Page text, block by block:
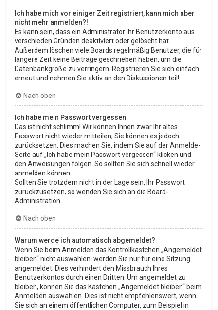
Ich habe mich vor einiger Zeit registriert, kann mich aber
nicht mehr anmelden?!
Es kann sein, dass ein Administrator Ihr Benutzerkonto aus
verschieden Gründen deaktiviert oder gelöscht hat.
Außerdem löschen viele Boards regelmäßig Benutzer, die für
längere Zeit keine Beiträge geschrieben haben, um die
Datenbankgröße zu verringern. Registrieren Sie sich einfach
erneut und nehmen Sie aktiv an den Diskussionen teil!
Nach oben
Ich habe mein Passwort vergessen!
Das ist nicht schlimm! Wir können Ihnen zwar Ihr altes
Passwort nicht wieder mitteilen, Sie können es jedoch
zurücksetzen. Dies machen Sie, indem Sie auf der Anmelde-
Seite auf „Ich habe mein Passwort vergessen“ klicken und
den Anweisungen folgen. So sollten Sie sich schnell wieder
anmelden können.
Sollten Sie trotzdem nicht in der Lage sein, Ihr Passwort
zurückzusetzen, so wenden Sie sich an die Board-
Administration.
Nach oben
Warum werde ich automatisch abgemeldet?
Wenn Sie beim Anmelden das Kontrollkästchen „Angemeldet
bleiben“ nicht auswählen, werden Sie nur für eine Sitzung
angemeldet. Dies verhindert den Missbrauch Ihres
Benutzerkontos durch einen Dritten. Um angemeldet zu
bleiben, können Sie das Kästchen „Angemeldet bleiben“ beim
Anmelden auswählen. Dies ist nicht empfehlenswert, wenn
Sie sich an einem öffentlichen Computer, zum Beispiel in